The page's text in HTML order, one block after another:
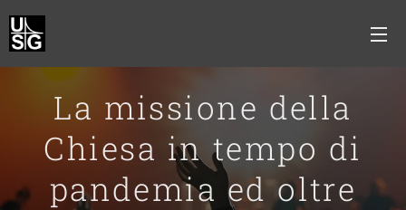
La missione della
Chiesa in tempo di
pandemia ed oltre